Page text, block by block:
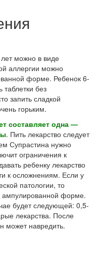
можно в виде
аллергии можно
форме. Ребенок 6-
таблетки без
запить сладкой
горьким.
составляет одна —
. Пить лекарство следует
Супрастина нужно
ограничения к
ребенку лекарство
к осложнениям. Если у
патологии, то
ампулированной форме.
будет следующей: 0,5-
лекарства. После
может навредить.